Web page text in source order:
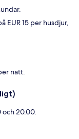
EUR 15 per husdjur,
natt.
och 20.00.